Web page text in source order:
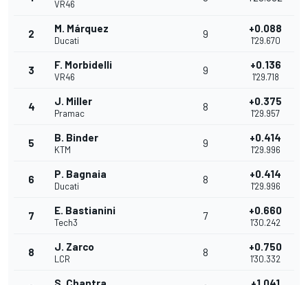
VR46
2 M. Márquez
Ducati
9 +0.088
1'29.670
3 F. Morbidelli
VR46
9 +0.136
1'29.718
4 J. Miller
Pramac
8 +0.375
1'29.957
5 B. Binder
KTM
9 +0.414
1'29.996
6 P. Bagnaia
Ducati
8 +0.414
1'29.996
7 E. Bastianini
Tech3
7 +0.660
1'30.242
8 J. Zarco
LCR
8 +0.750
1'30.332